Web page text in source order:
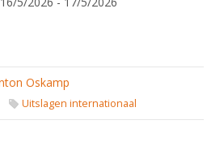
Oskamp
Uitslagen internationaal